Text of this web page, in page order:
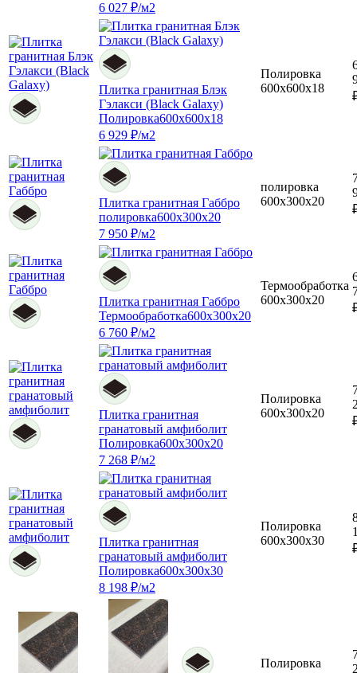
6 027 ₽/м2
Плитка гранитная Блэк
Гэлакси (Black Galaxy)
Полировка600x600x18
6 929 ₽/м2
Полировка
600x600x18
Плитка гранитная Габбро
полировка600x300x20
7 950 ₽/м2
полировка
600x300x20
Плитка гранитная Габбро
Термообработка600x300x20
6 760 ₽/м2
Термообработка
600x300x20
Плитка гранитная
гранатовый амфиболит
Полировка600x300x20
7 268 ₽/м2
Полировка
600x300x20
Плитка гранитная
гранатовый амфиболит
Полировка600x300x30
8 198 ₽/м2
Полировка
600x300x30
Полировка